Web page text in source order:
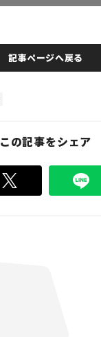
n
e
d
%
記事ページへ戻る
この記事をシェア